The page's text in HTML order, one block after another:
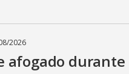
2026
afogado durante